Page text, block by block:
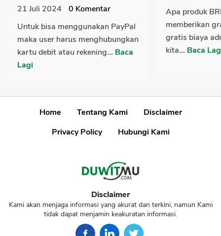
21 Juli 2024 0 Komentar
Untuk bisa menggunakan PayPal
maka user harus menghubungkan
kartu debit atau rekening... Baca
Lagi
Apa produk
memberikan
gratis biaya
kita... Baca
Home Tentang Kami
Disclaimer
Privacy Policy
Hubungi Kami
Disclaimer
Kami akan menjaga informasi yang akurat dan terkini, namun Kami
tidak dapat menjamin keakuratan informasi.